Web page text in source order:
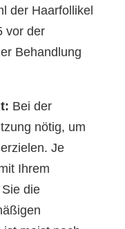
der Haarfollikel
vor der
Behandlung
Bei der
nötig, um
Je
Ihrem
die